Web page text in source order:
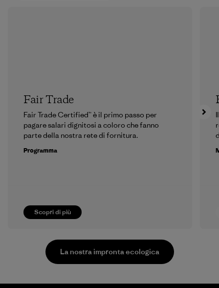
Scopri di più
Fair Trade
Fair Trade Certified™ è il primo passo per
pagare salari dignitosi a coloro che fanno
parte della nostra rete di fornitura.
Programma
La nostra impronta ecologica